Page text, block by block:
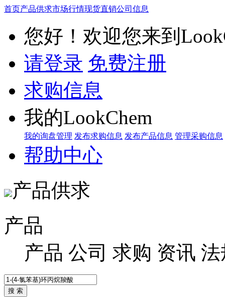
首页产品供求市场行情现货直销公司信息
您好！欢迎您来到
请登录 免费注册
求购信息
我的LookChem
我的询盘管理 发布求购信息 发布产品信息 管理采购信息
帮助中心
产品供求
产品
产品 公司 求购 资讯 法
搜 索